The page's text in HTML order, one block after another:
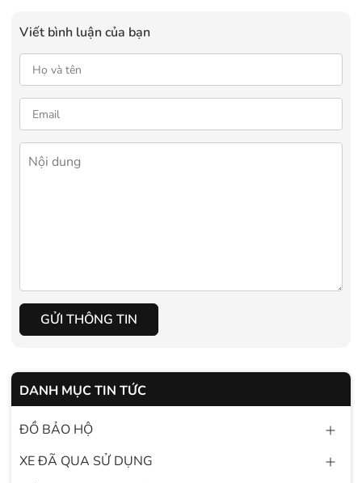
Viết bình luận của bạn
GỬI THÔNG TIN
DANH MỤC TIN TỨC
ĐỒ BẢO HỘ
XE ĐÃ QUA SỬ DỤNG